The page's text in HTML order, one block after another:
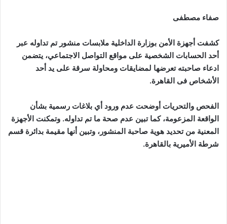
صفاء مصطفى
كشفت أجهزة الأمن بوزارة الداخلية ملابسات منشور تم تداوله عبر
أحد الحسابات الشخصية على مواقع التواصل الاجتماعي، يتضمن
ادعاء صاحبته تعرضها لمضايقات ومحاولة سرقة على يد أحد
الأشخاص فى القاهرة.
الفحص والتحريات أوضحت عدم ورود أي بلاغات رسمية بشأن
الواقعة المزعومة، كما تبين عدم صحة ما تم تداوله. وتمكنت الأجهزة
المعنية من تحديد هوية صاحبة المنشور، وتبين أنها مقيمة بدائرة قسم
شرطة الأميرية بالقاهرة.